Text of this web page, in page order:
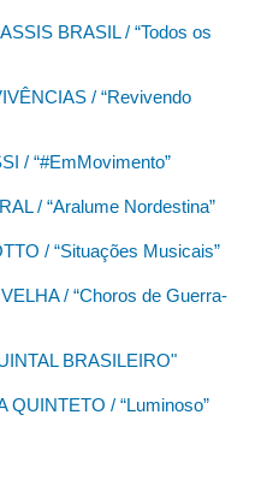
BRASIL / “Todos os
/ “Revivendo
/ “#EmMovimento”
/ “Aralume Nordestina”
/ “Situações Musicais”
/ “Choros de Guerra-
BRASILEIRO"
QUINTETO / “Luminoso”